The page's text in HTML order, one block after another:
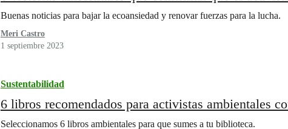
Buenas noticias para bajar la ecoansiedad y renovar fuerzas para la lucha.
Meri Castro
1 septiembre 2023
Sustentabilidad
6 libros recomendados para activistas ambientales
Seleccionamos 6 libros ambientales para que sumes a tu biblioteca.